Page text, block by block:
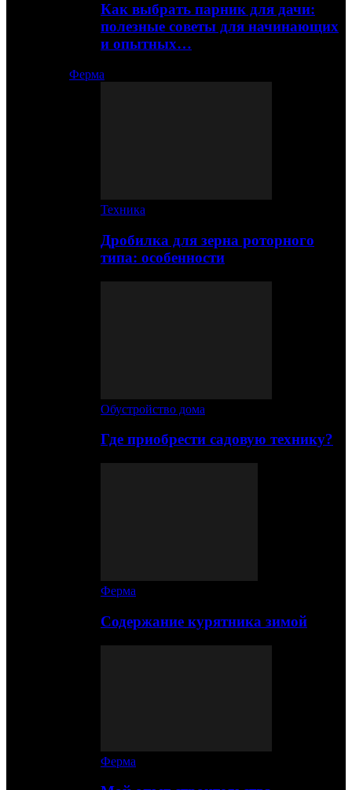
Как выбрать парник для дачи:
полезные советы для начинающих
и опытных…
Ферма
Техника
Дробилка для зерна роторного
типа: особенности
Обустройство дома
Где приобрести садовую технику?
Ферма
Содержание курятника зимой
Ферма